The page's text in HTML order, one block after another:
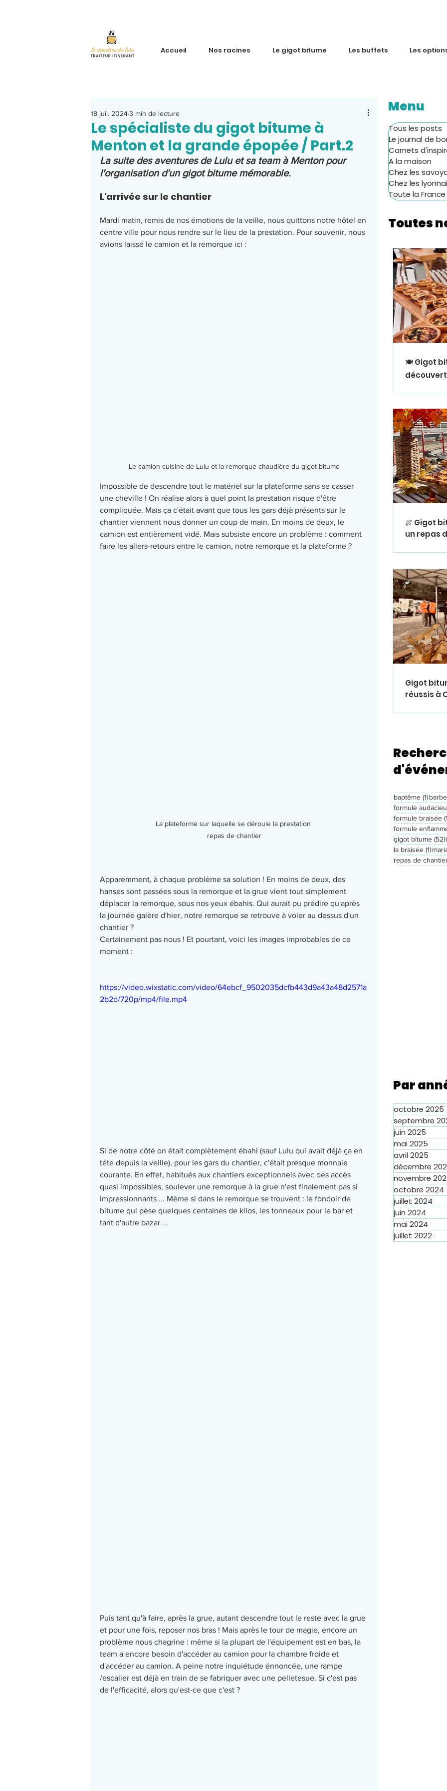
Accueil Nos racines Le gigot bitume Les buffets Les
Le spécialiste du gigot bitume à
Menton et la grande épopée / Part.2
18 juil. 20243 min de lecture
La suite des aventures de Lulu et sa team à Menton pour
l'organisation d'un gigot bitume mémorable.
L'arrivée sur le chantier
Mardi matin, remis de nos émotions de la veille, nous quittons notre hôtel en
centre ville pour nous rendre sur le lieu de la prestation. Pour souvenir, nous
avions laissé le camion et la remorque ici :
Le camion cuisine de Lulu et la remorque chaudière du gigot bitume
Impossible de descendre tout le matériel sur la plateforme sans se casser
une cheville ! On réalise alors à quel point la prestation risque d'être
compliquée. Mais ça c'était avant que tous les gars déjà présents sur le
chantier viennent nous donner un coup de main. En moins de deux, le
camion est entièrement vidé. Mais subsiste encore un problème : comment
faire les allers-retours entre le camion, notre remorque et la plateforme ?
La plateforme sur laquelle se déroule la prestation
repas de chantier
Apparemment, à chaque problème sa solution ! En moins de deux, des
hanses sont passées sous la remorque et la grue vient tout simplement
déplacer la remorque, sous nos yeux ébahis. Qui aurait pu prédire qu'après
la journée galère d'hier, notre remorque se retrouve à voler au dessus d'un
chantier ?
Certainement pas nous ! Et pourtant, voici les images improbables de ce
moment :
https://video.wixstatic.com/video/64ebcf_9502035dcfb443d9a43a48d2571a
2b2d/720p/mp4/file.mp4
Si de notre côté on était complètement ébahi (sauf Lulu qui avait déjà ça en
tête depuis la veille), pour les gars du chantier, c'était presque monnaie
courante. En effet, habitués aux chantiers exceptionnels avec des accès
quasi impossibles, soulever une remorque à la grue n'est finalement pas si
impressionnants ... Même si dans le remorque se trouvent : le fondoir de
bitume qui pèse quelques centaines de kilos, les tonneaux pour le bar et
tant d'autre bazar ...
Puis tant qu'à faire, après la grue, autant descendre tout le reste avec la grue
et pour une fois, reposer nos bras ! Mais après le tour de magie, encore un
problème nous chagrine : même si la plupart de l'équipement est en bas, la
team a encore besoin d'accéder au camion pour la chambre froide et
d'accéder au camion. A peine notre inquiétude énnoncée, une rampe
/escalier est déjà en train de se fabriquer avec une pelletesue. Si c'est pas
de l'efficacité, alors qu'est-ce que c'est ?
Menu
Tous les posts
Le journal de
Carnets
A la maison
Chez les
Chez les
Toute la France
Toutes
🍽️ Gigot
🍖 Gigot
un repas
Gigot
réussis à
baptême (1)1 post
formule
formule braisée
formule
gigot bitume (52)
la braisée (1)1
repas de
Par
octobre 2025
septembre
juin 2025
mai 2025
avril 2025
décembre
novembre
octobre 2024
juillet 2024
juin 2024
mai 2024
juillet 2022